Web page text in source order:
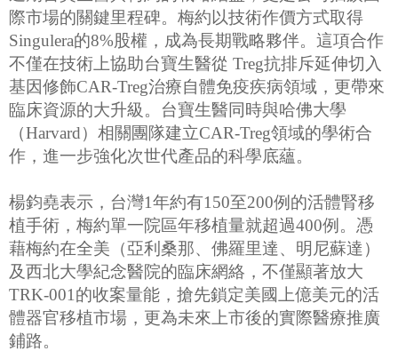
際市場的關鍵里程碑。梅約以技術作價方式取得
Singulera的8%股權，成為長期戰略夥伴。這項合作
不僅在技術上協助台寶生醫從 Treg抗排斥延伸切入
基因修飾CAR-Treg治療自體免疫疾病領域，更帶來
臨床資源的大升級。台寶生醫同時與哈佛大學
（Harvard）相關團隊建立CAR-Treg領域的學術合
作，進一步強化次世代產品的科學底蘊。
楊鈞堯表示，台灣1年約有150至200例的活體腎移
植手術，梅約單一院區年移植量就超過400例。憑
藉梅約在全美（亞利桑那、佛羅里達、明尼蘇達）
及西北大學紀念醫院的臨床網絡，不僅顯著放大
TRK-001的收案量能，搶先鎖定美國上億美元的活
體器官移植市場，更為未來上市後的實際醫療推廣
鋪路。